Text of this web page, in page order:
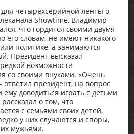
четырехсерийной ленты о
Showtime, Владимир
что гордится своими двумя
его словам, не имеют никакого
политике, а занимаются
Президент высказал
возможности
со своими внуками. «Очень
ответил президент, на вопрос
ему доводиться играть с детьми
о том, что
с семьями своих детей,
у них случаются и споры,
их мужьями.